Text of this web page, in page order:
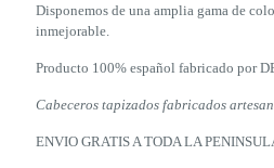
Disponemos de una amplia gama de
inmejorable.
Producto 100% español fabricado por
Cabeceros tapizados fabricados
ENVIO GRATIS A TODA LA